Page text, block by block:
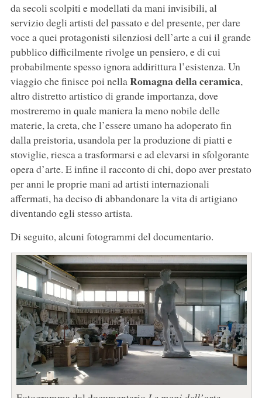
da secoli scolpiti e modellati da mani invisibili, al
servizio degli artisti del passato e del presente, per dare
voce a quei protagonisti silenziosi dell’arte a cui il grande
pubblico difficilmente rivolge un pensiero, e di cui
probabilmente spesso ignora addirittura l’esistenza. Un
viaggio che finisce poi nellaRomagna della ceramica,
altro distretto artistico di grande importanza, dove
mostreremo in quale maniera la meno nobile delle
materie, la creta, che l’essere umano ha adoperato fin
dalla preistoria, usandola per la produzione di piatti e
stoviglie, riesca a trasformarsi e ad elevarsi in sfolgorante
opera d’arte. E infine il racconto di chi, dopo aver prestato
per anni le proprie mani ad artisti internazionali
affermati, ha deciso di abbandonare la vita di artigiano
diventando egli stesso artista.
Di seguito, alcuni fotogrammi del documentario.